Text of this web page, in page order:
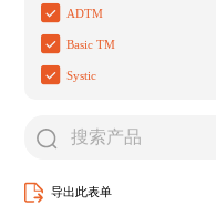
ADTM
Basic TM
Systic
导出此表单